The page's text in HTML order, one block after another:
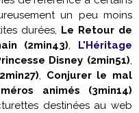
un peu moins
durées, Le Retour de
(2min43), L'Héritage
Disney (2min51),
, Conjurer le mal
animés (3min14)
destinées au web